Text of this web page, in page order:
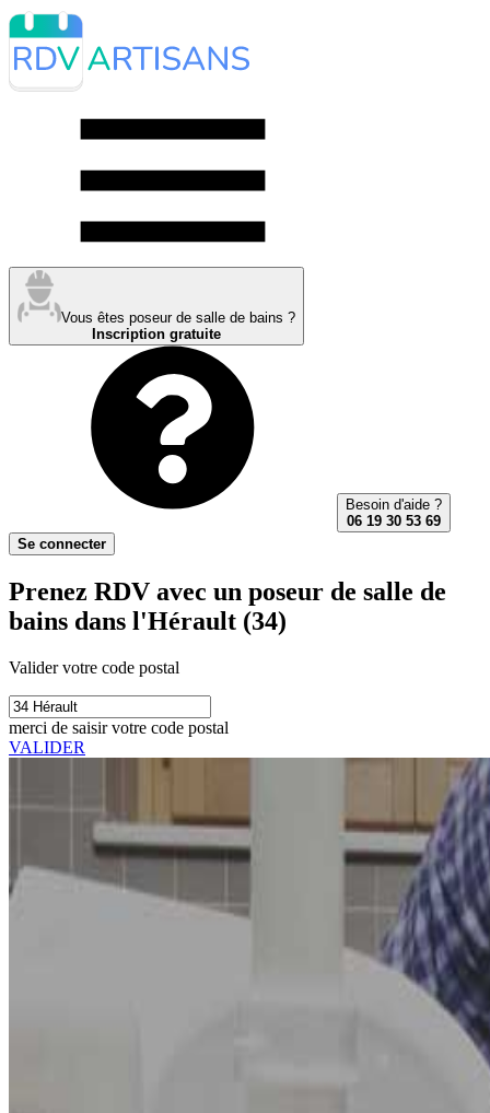
Vous êtes poseur de salle de bains ?
Inscription gratuite
Besoin d'aide ?
06 19 30 53 69
Se connecter
Prenez RDV avec un poseur de salle de
bains dans l'Hérault (34)
Valider votre code postal
merci de saisir votre code postal
VALIDER